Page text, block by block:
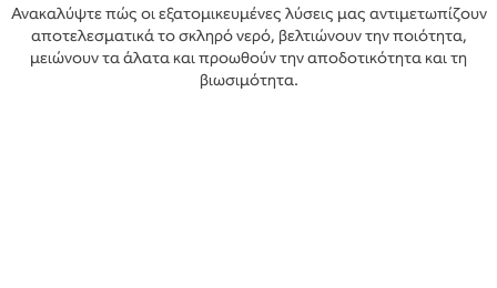
Ανακαλύψτε πώς οι εξατομικευμένες λύσεις μας αντιμετωπίζουν
αποτελεσματικά το σκληρό νερό, βελτιώνουν την ποιότητα,
μειώνουν τα άλατα και προωθούν την αποδοτικότητα και τη
βιωσιμότητα.